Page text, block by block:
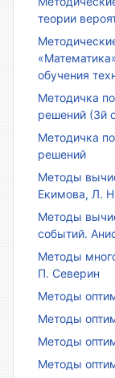
теории
обучения
Методичка
решений (3й
Методичка
решений
Методы
Екимова, Л.
Методы
событий.
Методы
П. Северин
Методы
Методы
Методы
Методы